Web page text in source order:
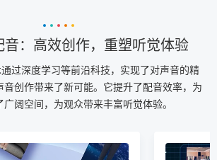
音：高效创作，重塑听觉体验
过深度学习等前沿科技，实现了对声音的精
创作带来了新可能。它提升了配音效率，为
阔空间，为观众带来丰富听觉体验。